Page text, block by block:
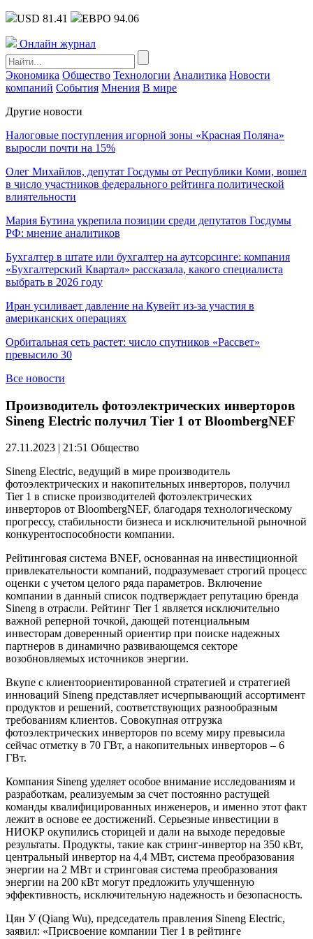
USD 81.41 ЕВРО 94.06
Онлайн журнал
Экономика Общество Технологии Аналитика Новости
компаний События Мнения В мире
Другие новости
Налоговые поступления игорной зоны «Красная Поляна»
выросли почти на 15%
Олег Михайлов, депутат Госдумы от Республики Коми, вошел
в число участников федерального рейтинга политической
влиятельности
Мария Бутина укрепила позиции среди депутатов Госдумы
РФ: мнение аналитиков
Бухгалтер в штате или бухгалтер на аутсорсинге: компания
«Бухгалтерский Квартал» рассказала, какого специалиста
выбрать в 2026 году
Иран усиливает давление на Кувейт из-за участия в
американских операциях
Орбитальная сеть растет: число спутников «Рассвет»
превысило 30
Все новости
Производитель фотоэлектрических инверторов
Sineng Electric получил Tier 1 от BloombergNEF
27.11.2023 | 21:51 Общество
Sineng Electric, ведущий в мире производитель
фотоэлектрических и накопительных инверторов, получил
Tier 1 в списке производителей фотоэлектрических
инверторов от BloombergNEF, благодаря технологическому
прогрессу, стабильности бизнеса и исключительной рыночной
конкурентоспособности компании.
Рейтинговая система BNEF, основанная на инвестиционной
привлекательности компаний, подразумевает строгий процесс
оценки с учетом целого ряда параметров. Включение
компании в данный список подтверждает репутацию бренда
Sineng в отрасли. Рейтинг Tier 1 является исключительно
важной реперной точкой, дающей потенциальным
инвесторам доверенный ориентир при поиске надежных
партнеров в динамично развивающемся секторе
возобновляемых источников энергии.
Вкупе с клиентоориентированной стратегией и стратегией
инноваций Sineng представляет исчерпывающий ассортимент
продуктов и решений, соответствующих разнообразным
требованиям клиентов. Совокупная отгрузка
фотоэлектрических инверторов по всему миру превысила
сейчас отметку в 70 ГВт, а накопительных инверторов – 6
ГВт.
Компания Sineng уделяет особое внимание исследованиям и
разработкам, реализуемым за счет постоянно растущей
команды квалифицированных инженеров, и именно этот факт
лежит в основе ее достижений. Серьезные инвестиции в
НИОКР окупились сторицей и дали на выходе передовые
результаты. Продукты, такие как стринг-инвертор на 350 кВт,
центральный инвертор на 4,4 МВт, система преобразования
энергии на 2 МВт и стринговая система преобразования
энергии на 200 кВт могут предложить улучшенную
эффективность, исключительную надежность и безопасность.
Цян У (Qiang Wu), председатель правления Sineng Electric,
заявил: «Присвоение компании Tier 1 в рейтинге